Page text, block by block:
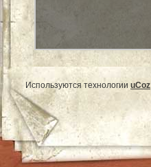
Используются технологии uCoz